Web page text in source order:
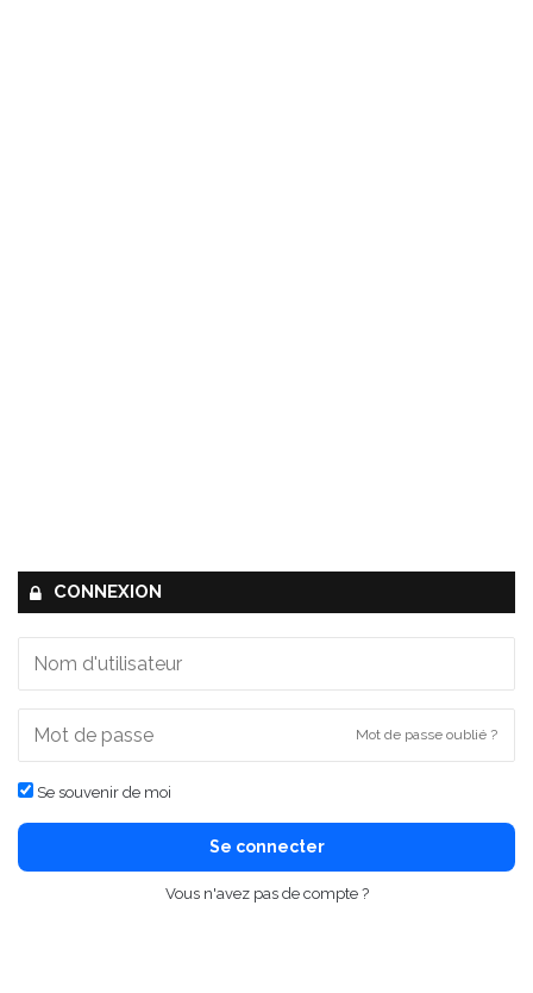
CONNEXION
Mot de passe oublié ?
Se souvenir de moi
Se connecter
Vous n'avez pas de compte ?